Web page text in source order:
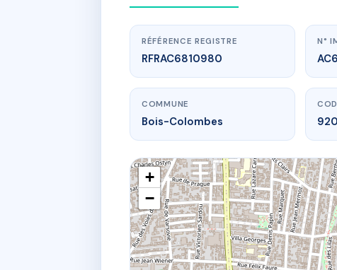
12
12 Place de la
RÉFÉRENCE REGISTRE
RFRAC6810980
N°
COMMUNE
Bois-Colombes
+
−